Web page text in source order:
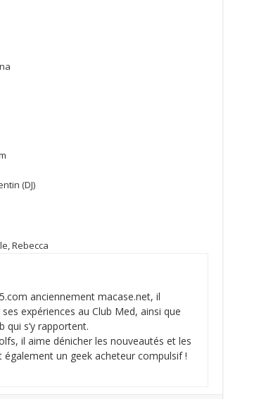
(DJ)
Rebecca
anciennement macase.net, il
expériences au Club Med, ainsi que
qui s’y rapportent.
il aime dénicher les nouveautés et les
également un geek acheteur compulsif !